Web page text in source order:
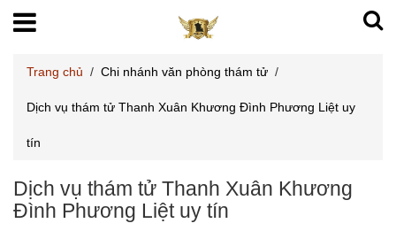
Trang chủ / Chi nhánh văn phòng thám tử /
Dịch vụ thám tử Thanh Xuân Khương Đình Phương Liệt uy
tín
Dịch vụ thám tử Thanh Xuân Khương
Đình Phương Liệt uy tín